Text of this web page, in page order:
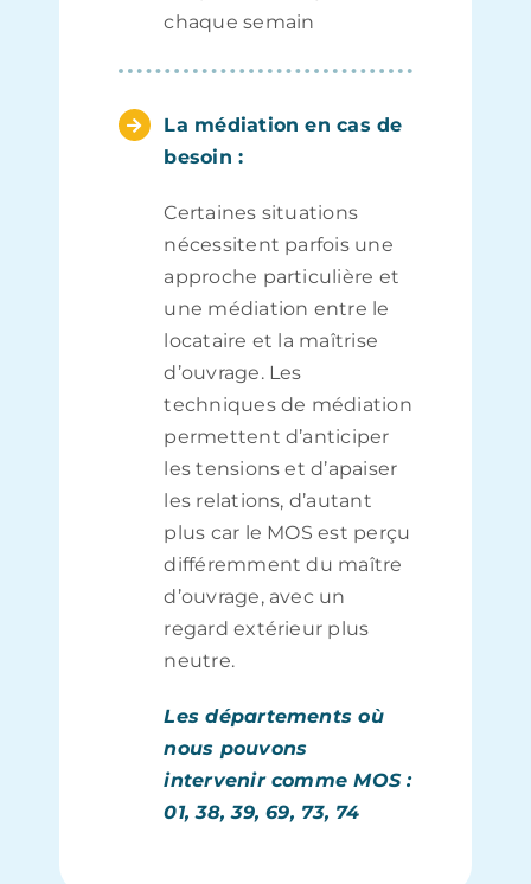
chaque semain
La médiation en cas de
besoin :
Certaines situations
nécessitent parfois une
approche particulière et
une médiation entre le
locataire et la maîtrise
d’ouvrage. Les
techniques de médiation
permettent d’anticiper
les tensions et d’apaiser
les relations, d’autant
plus car le MOS est perçu
différemment du maître
d’ouvrage, avec un
regard extérieur plus
neutre.
Les départements où
nous pouvons
intervenir comme MOS :
01, 38, 39, 69, 73, 74